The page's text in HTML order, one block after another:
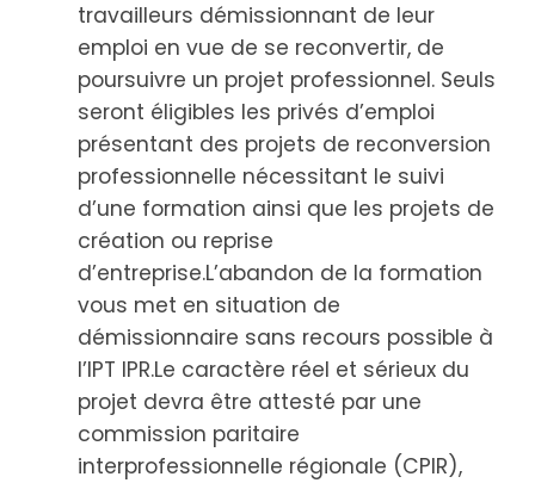
travailleurs démissionnant de leur
emploi en vue de se reconvertir, de
poursuivre un projet professionnel. Seuls
seront éligibles les privés d’emploi
présentant des projets de reconversion
professionnelle nécessitant le suivi
d’une formation ainsi que les projets de
création ou reprise
d’entreprise.L’abandon de la formation
vous met en situation de
démissionnaire sans recours possible à
l’IPT IPR.Le caractère réel et sérieux du
projet devra être attesté par une
commission paritaire
interprofessionnelle régionale (CPIR),